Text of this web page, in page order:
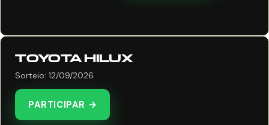
TOYOTA HILUX
Sorteio: 12/09/2026
PARTICIPAR →